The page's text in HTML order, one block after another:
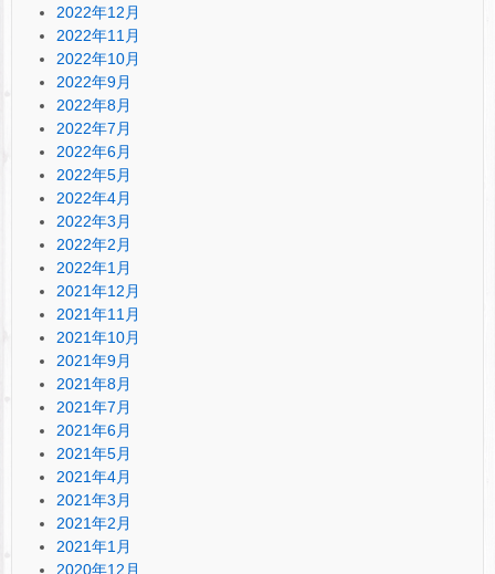
2022年12月
2022年11月
2022年10月
2022年9月
2022年8月
2022年7月
2022年6月
2022年5月
2022年4月
2022年3月
2022年2月
2022年1月
2021年12月
2021年11月
2021年10月
2021年9月
2021年8月
2021年7月
2021年6月
2021年5月
2021年4月
2021年3月
2021年2月
2021年1月
2020年12月